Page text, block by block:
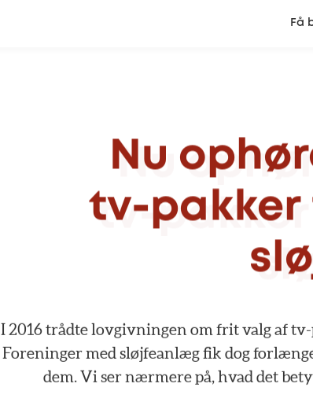
Få
Nu
tv-pakker
I 2016 trådte lovgivningen om frit valg af tv-
Foreningermedsløjfeanlægfik dog
dem.Vi sernærmerepå,hvaddet